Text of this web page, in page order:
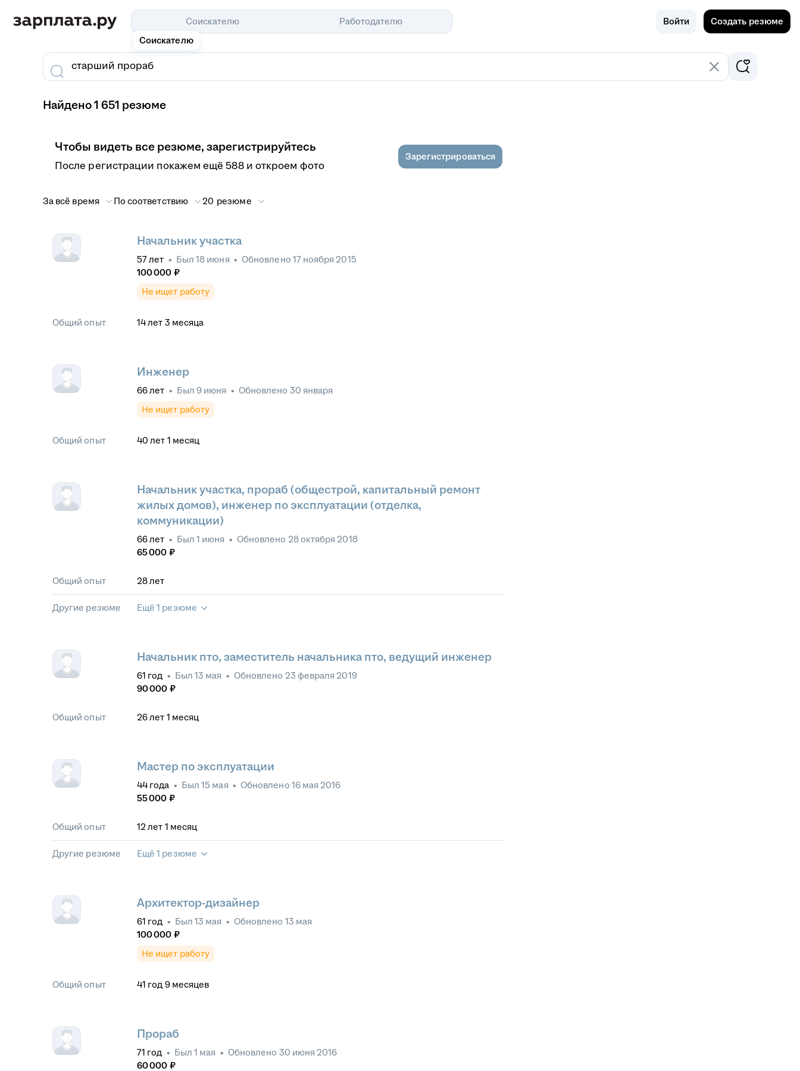
Соискателю
Соискателю
Работодателю Войти Создать резюме
Найдено 1 651 резюме
Чтобы видеть все резюме, зарегистрируйтесь
После регистрации покажем ещё 588 и откроем фото
Зарегистрироваться
За всё время По соответствию 20 резюме
Начальник участка
57лет • Был 18 июня • Обновлено 17 ноября 2015
100 000 ₽
Не ищет работу
Общий опыт 14лет 3 месяца
Инженер
66лет • Был 9 июня • Обновлено 30 января
Не ищет работу
Общий опыт 40 лет 1 месяц
Начальник участка, прораб (общестрой, капитальный ремонт
жилых домов), инженер по эксплуатации (отделка,
коммуникации)
66лет • Был 1 июня • Обновлено 28 октября 2018
65 000 ₽
Общий опыт 28лет
Другие резюме Ещё 1 резюме
Начальник пто, заместитель начальника пто, ведущий инженер
61 год • Был 13 мая • Обновлено 23 февраля 2019
90 000 ₽
Общий опыт 26лет 1 месяц
Мастер по эксплуатации
44 года • Был 15 мая • Обновлено 16 мая 2016
55 000 ₽
Общий опыт 12 лет 1 месяц
Другие резюме Ещё 1 резюме
Архитектор-дизайнер
61 год • Был 13 мая • Обновлено 13 мая
100 000 ₽
Не ищет работу
Общий опыт 41 год 9 месяцев
Прораб
71 год • Был 1 мая • Обновлено 30 июня 2016
60 000 ₽